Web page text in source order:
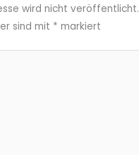
wird nicht veröffentlicht.
sind mit * markiert